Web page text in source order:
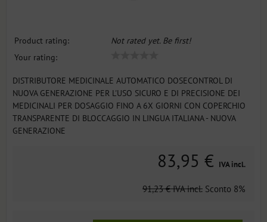
Product rating:
Not rated yet. Be first!
Your rating:
DISTRIBUTORE MEDICINALE AUTOMATICO DOSECONTROL DI
NUOVA GENERAZIONE PER L'USO SICURO E DI PRECISIONE DEI
MEDICINALI PER DOSAGGIO FINO A 6X GIORNI CON COPERCHIO
TRANSPARENTE DI BLOCCAGGIO IN LINGUA ITALIANA - NUOVA
GENERAZIONE
83,95 € IVA incl.
91,23 € IVA incl. Sconto 8%